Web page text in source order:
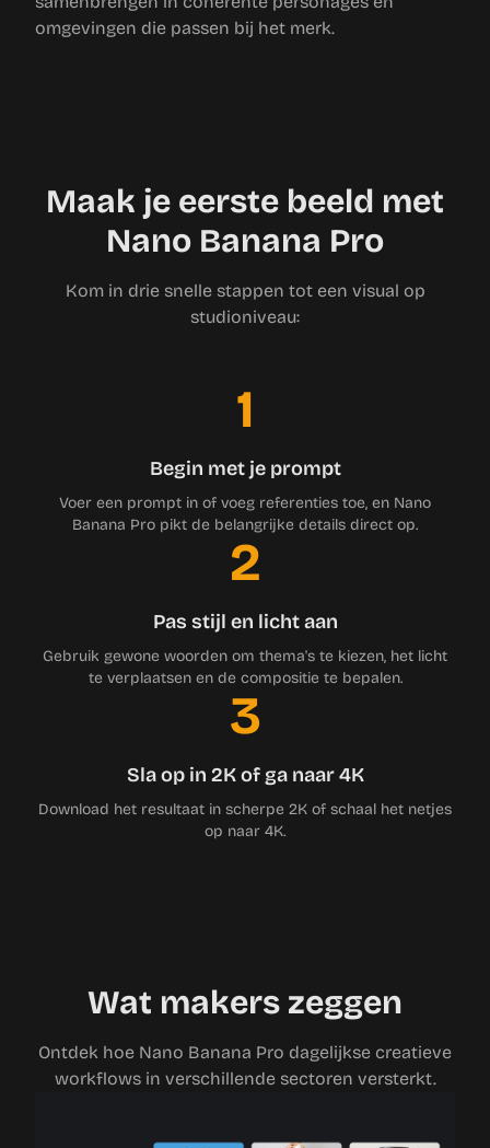
omgevingen die passen bij het merk.
Maak je eerste beeld met
Nano Banana Pro
Kom in drie snelle stappen tot een visual op
studioniveau:
1
Begin met je prompt
Voer een prompt in of voeg referenties toe, en Nano
Banana Pro pikt de belangrijke details direct op.
2
Pas stijl en licht aan
Gebruik gewone woorden om thema's te kiezen, het licht
te verplaatsen en de compositie te bepalen.
3
Sla op in 2K of ga naar 4K
Download het resultaat in scherpe 2K of schaal het netjes
op naar 4K.
Wat makers zeggen
Ontdek hoe Nano Banana Pro dagelijkse creatieve
workflows in verschillende sectoren versterkt.